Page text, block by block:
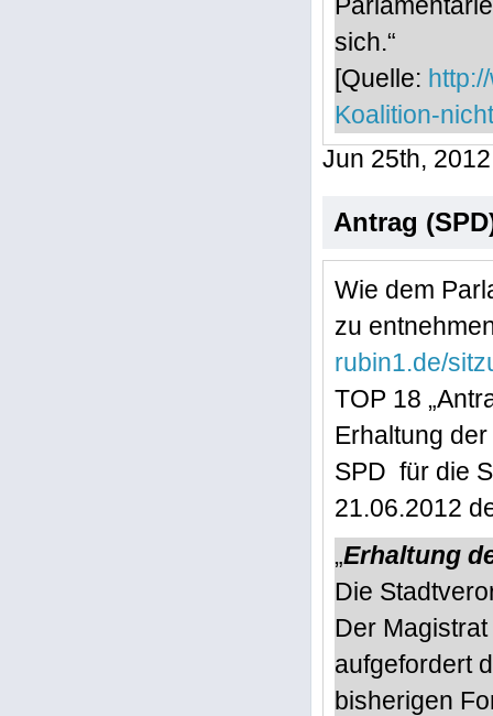
sich.“
[Quelle:
Koalition-
Jun 25th, 2012
Antrag
Wie dem
zu
rubin1.de/
TOP 18
Erhaltung
SPD für die
21.06.2012
„Erhaltung
Die
Der
aufgefordert
bisherigen